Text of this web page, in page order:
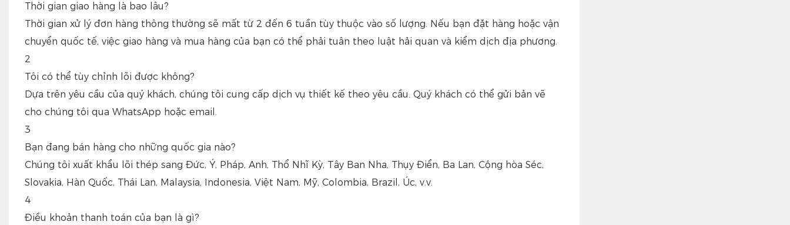
Thời gian giao hàng là bao lâu?
Thời gian xử lý đơn hàng thông thường sẽ mất từ ​​2 đến 6 tuần tùy thuộc vào số lượng. Nếu bạn đặt hàng hoặc vận
chuyển quốc tế, việc giao hàng và mua hàng của bạn có thể phải tuân theo luật hải quan và kiểm dịch địa phương.
2
Tôi có thể tùy chỉnh lõi được không?
Dựa trên yêu cầu của quý khách, chúng tôi cung cấp dịch vụ thiết kế theo yêu cầu. Quý khách có thể gửi bản vẽ
cho chúng tôi qua WhatsApp hoặc email.
3
Bạn đang bán hàng cho những quốc gia nào?
Chúng tôi xuất khẩu lõi thép sang Đức, Ý, Pháp, Anh, Thổ Nhĩ Kỳ, Tây Ban Nha, Thụy Điển, Ba Lan, Cộng hòa Séc,
Slovakia, Hàn Quốc, Thái Lan, Malaysia, Indonesia, Việt Nam, Mỹ, Colombia, Brazil, Úc, v.v.
4
Điều khoản thanh toán của bạn là gì?